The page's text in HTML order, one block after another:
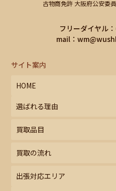
古物商免許 大阪府公安
フリーダイヤル
mail：
サイト案内
HOME
選ばれる理由
買取品目
買取の流れ
出張対応エリア